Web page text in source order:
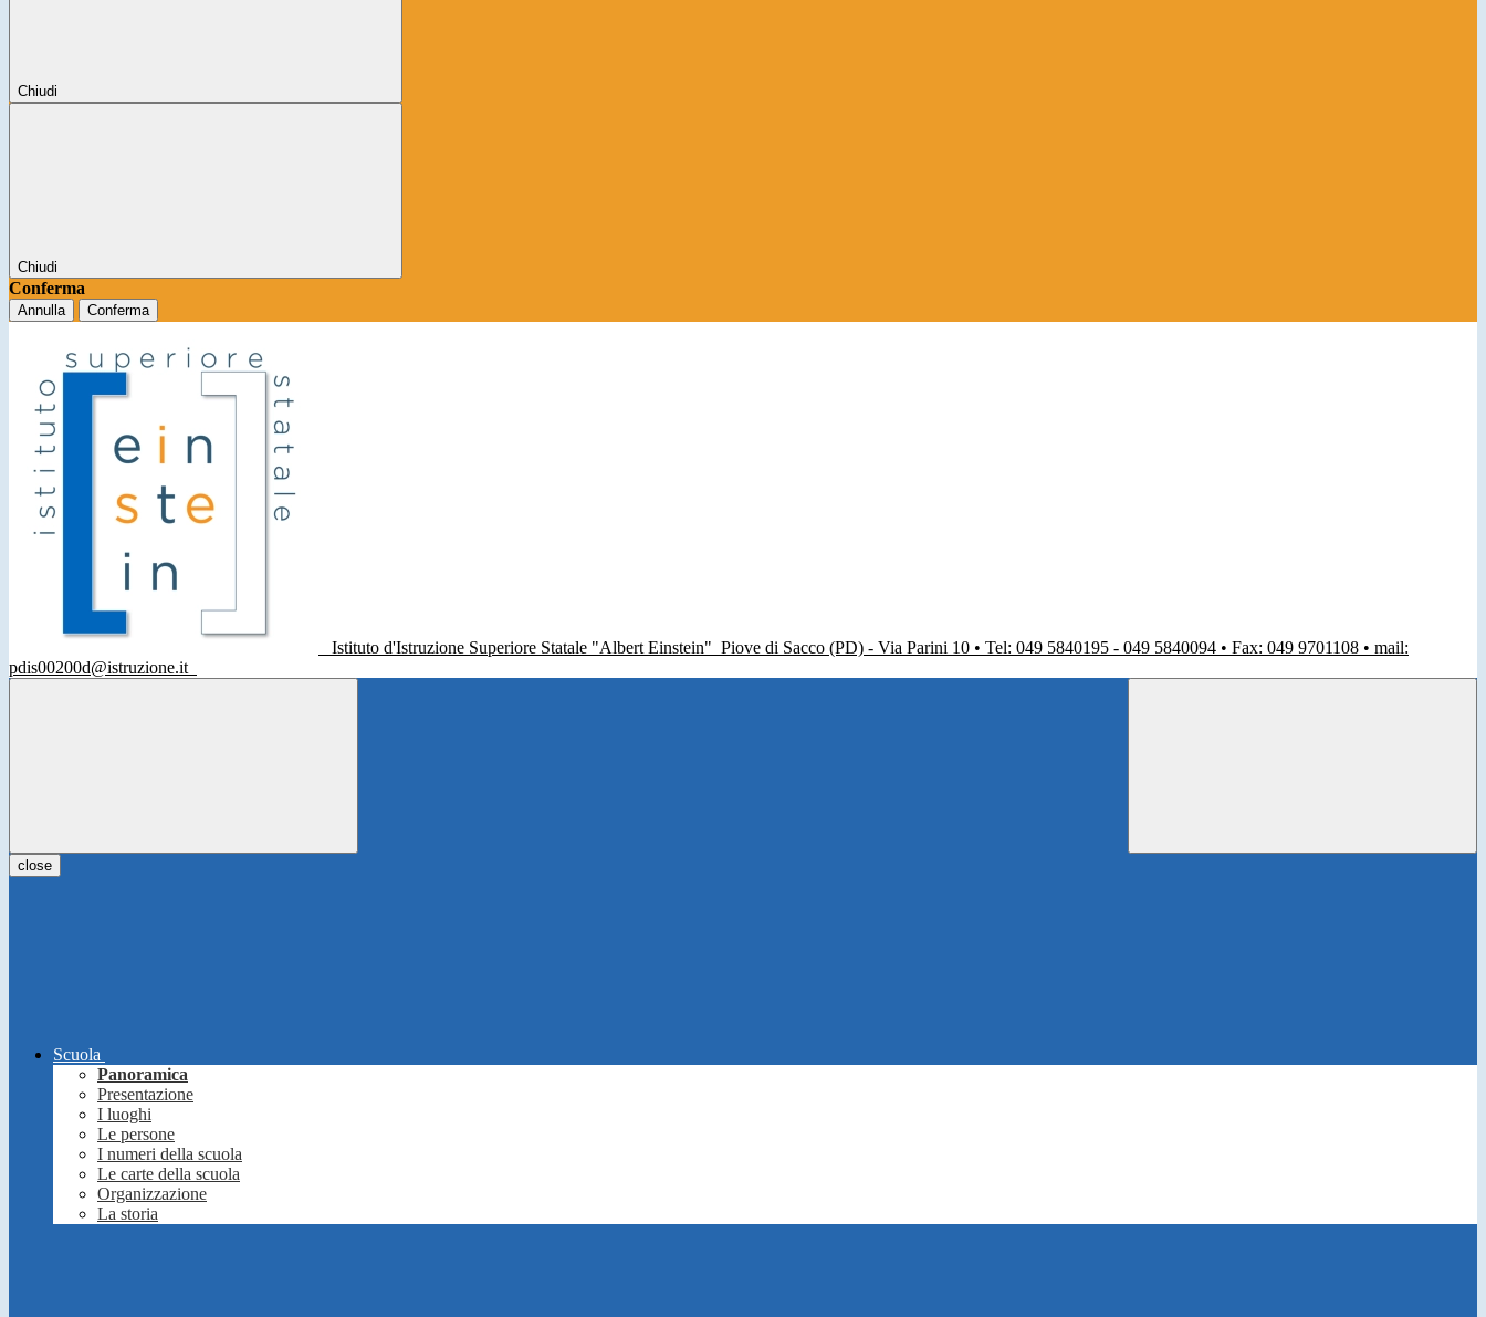
Chiudi
Chiudi
Conferma
Annulla Conferma
Istituto d'Istruzione Superiore Statale "Albert Einstein" Piove di Sacco (PD) - Via Parini 10 • Tel: 049 5840195 - 049 5840094 • Fax: 049 9701108 • mail:
pdis00200d@istruzione.it
close
Scuola
Panoramica
Presentazione
I luoghi
Le persone
I numeri della scuola
Le carte della scuola
Organizzazione
La storia